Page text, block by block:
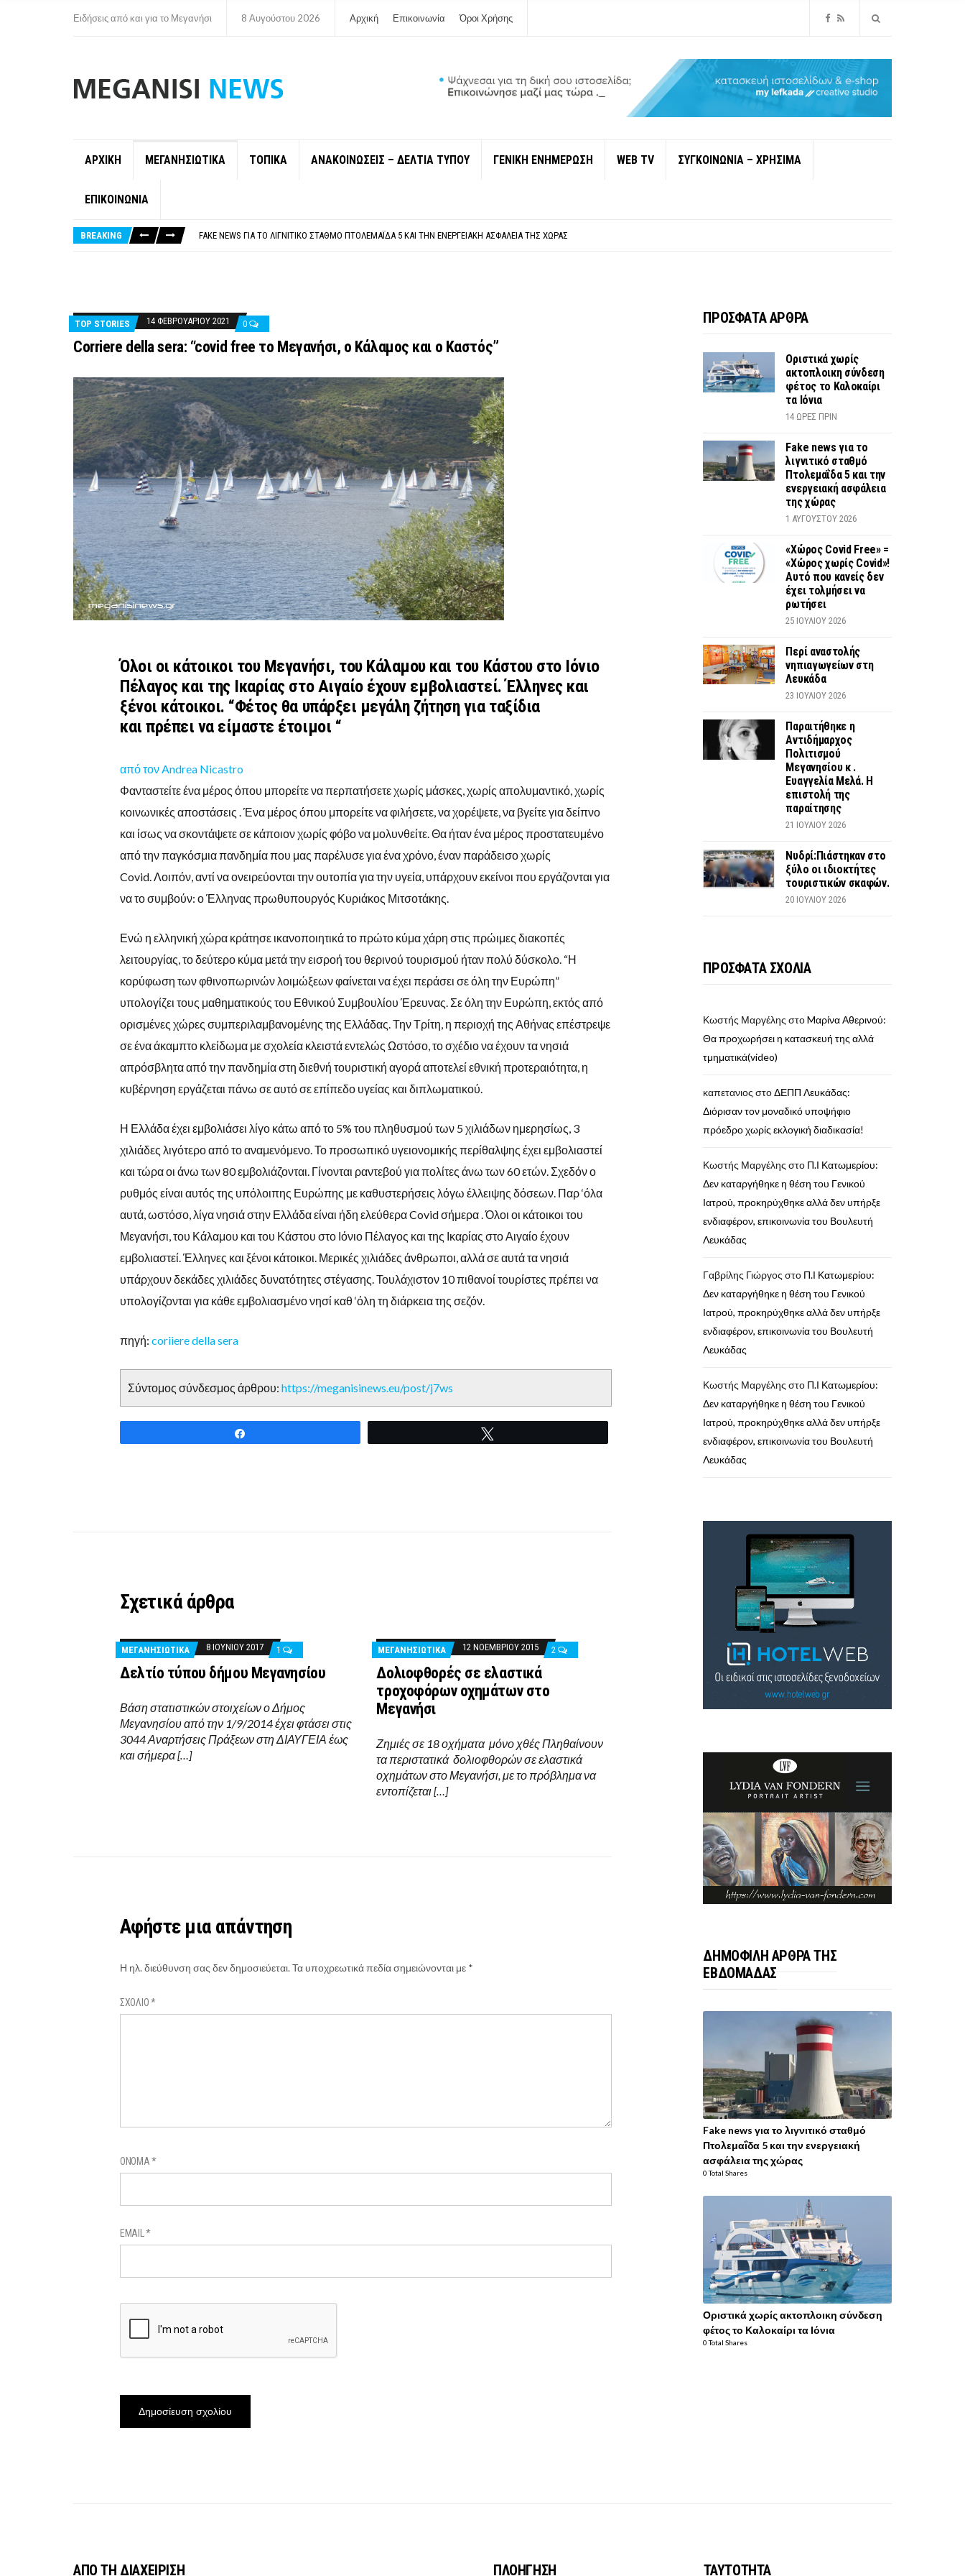
Ειδήσεις από και για το Μεγανήσι 8 Αυγούστου 2026 Αρχική Επικοινωνία Όροι Χρήσης
ΑΡΧΙΚΗ ΜΕΓΑΝΗΣΙΩΤΙΚΑ ΤΟΠΙΚΑ ΑΝΑΚΟΙΝΩΣΕΙΣ – ΔΕΛΤΙΑ ΤΥΠΟΥ ΓΕΝΙΚΗ ΕΝΗΜΕΡΩΣΗ WEB TV ΣΥΓΚΟΙΝΩΝΙΑ – ΧΡΗΣΙΜΑ
ΕΠΙΚΟΙΝΩΝΙΑ
BREAKING
FAKE NEWS ΓΙΑ ΤΟ ΛΙΓΝΙΤΙΚΌ ΣΤΑΘΜΌ ΠΤΟΛΕΜΑΪ́ΔΑ 5 ΚΑΙ ΤΗΝ ΕΝΕΡΓΕΙΑΚΉ ΑΣΦΆΛΕΙΑ ΤΗΣ ΧΏΡΑΣ
TOP STORIES 14 ΦΕΒΡΟΥΑΡΊΟΥ 2021 0
Corriere della sera: “covid free το Μεγανήσι, ο Κάλαμος και ο Καστός”
Όλοι οι κάτοικοι του Μεγανήσι, του Κάλαμου και του Κάστου στο Ιόνιο
Πέλαγος και της Ικαρίας στο Αιγαίο έχουν εμβολιαστεί. Έλληνες και
ξένοι κάτοικοι. “Φέτος θα υπάρξει μεγάλη ζήτηση για ταξίδια
και πρέπει να είμαστε έτοιμοι “
από τονAndrea Nicastro
Φανταστείτε ένα μέρος όπου μπορείτε να περπατήσετε χωρίς μάσκες, χωρίς απολυμαντικό, χωρίς
κοινωνικές αποστάσεις . Ένα μέρος όπου μπορείτε να φιλήσετε, να χορέψετε, να βγείτε για δείπνο
και ίσως να σκοντάψετε σε κάποιον χωρίς φόβο να μολυνθείτε. Θα ήταν ένα μέρος προστατευμένο
από την παγκόσμια πανδημία που μας παρέλυσε για ένα χρόνο, έναν παράδεισο χωρίς
Covid. Λοιπόν, αντί να ονειρεύονται την ουτοπία για την υγεία, υπάρχουν εκείνοι που εργάζονται για
να το συμβούν: ο Έλληνας πρωθυπουργός Κυριάκος Μιτσοτάκης.
Ενώ η ελληνική χώρα κράτησε ικανοποιητικά το πρώτο κύμα χάρη στις πρώιμες διακοπές
λειτουργίας, το δεύτερο κύμα μετά την εισροή του θερινού τουρισμού ήταν πολύ δύσκολο. “Η
κορύφωση των φθινοπωρινών λοιμώξεων φαίνεται να έχει περάσει σε όλη την Ευρώπη”
υπολογίζει τους μαθηματικούς του Εθνικού Συμβουλίου Έρευνας. Σε όλη την Ευρώπη, εκτός από
ορισμένες χώρες συμπεριλαμβανομένης της Ελλάδας. Την Τρίτη, η περιοχή της Αθήνας επέστρεψε
σε ένα άκαμπτο κλείδωμα με σχολεία κλειστά εντελώς Ωστόσο, το σχέδιο να έχουν τα νησιά
απρόσβλητα από την πανδημία στη διεθνή τουριστική αγορά αποτελεί εθνική προτεραιότητα, η
κυβέρνηση εργάζεται πάνω σε αυτό σε επίπεδο υγείας και διπλωματικού.
Η Ελλάδα έχει εμβολιάσει λίγο κάτω από το 5% του πληθυσμού των 5 χιλιάδων ημερησίως, 3
χιλιάδες λιγότερο από το αναμενόμενο. Το προσωπικό υγειονομικής περίθαλψης έχει εμβολιαστεί
και τώρα οι άνω των 80 εμβολιάζονται. Γίνονται ραντεβού για πολίτες άνω των 60 ετών. Σχεδόν ο
ρυθμός είναι αυτός της υπόλοιπης Ευρώπης με καθυστερήσεις λόγω έλλειψης δόσεων. Παρ ‘όλα
αυτά, ωστόσο, λίγα νησιά στην Ελλάδα είναι ήδη ελεύθερα Covid σήμερα . Όλοι οι κάτοικοι του
Μεγανήσι, του Κάλαμου και του Κάστου στο Ιόνιο Πέλαγος και της Ικαρίας στο Αιγαίο έχουν
εμβολιαστεί. Έλληνες και ξένοι κάτοικοι. Μερικές χιλιάδες άνθρωποι, αλλά σε αυτά τα νησιά
υπάρχουν δεκάδες χιλιάδες δυνατότητες στέγασης. Τουλάχιστον 10 πιθανοί τουρίστες πρέπει να
υπολογίζονται για κάθε εμβολιασμένο νησί καθ ‘όλη τη διάρκεια της σεζόν.
πηγή: coriiere della sera
Σύντομος σύνδεσμος άρθρου: https://meganisinews.eu/post/j7ws
Σχετικά άρθρα
ΜΕΓΑΝΗΣΙΩΤΙΚΑ 8 ΙΟΥΝΊΟΥ 2017 1
Δελτίο τύπου δήμου Μεγανησίου
Βάση στατιστικών στοιχείων ο Δήμος
Μεγανησίου από την 1/9/2014 έχει φτάσει στις
3044 Αναρτήσεις Πράξεων στη ΔΙΑΥΓΕΙΑ έως
και σήμερα […]
ΜΕΓΑΝΗΣΙΩΤΙΚΑ 12 ΝΟΕΜΒΡΊΟΥ 2015 2
Δολιοφθορές σε ελαστικά
τροχοφόρων οχημάτων στο
Μεγανήσι
Ζημιές σε 18 οχήματα μόνο χθές Πληθαίνουν
τα περιστατικά δολιοφθορών σε ελαστικά
οχημάτων στο Μεγανήσι, με το πρόβλημα να
εντοπίζεται […]
Αφήστε μια απάντηση
Η ηλ. διεύθυνση σας δεν δημοσιεύεται.Τα υποχρεωτικά πεδία σημειώνονται με *
ΣΧΌΛΙΟ*
ΌΝΟΜΑ*
EMAIL*
ΠΡΟΣΦΑΤΑ ΑΡΘΡΑ
Οριστικά χωρίς
ακτοπλοικη σύνδεση
φέτος το Καλοκαίρι
τα Ιόνια
14 ΏΡΕΣ ΠΡΙΝ
Fake news για το
λιγνιτικό σταθμό
Πτολεμαΐδα 5 και την
ενεργειακή ασφάλεια
της χώρας
1 ΑΥΓΟΎΣΤΟΥ 2026
«Χώρος Covid Free» =
«Χώρος χωρίς Covid»!
Αυτό που κανείς δεν
έχει τολμήσει να
ρωτήσει
25 ΙΟΥΛΊΟΥ 2026
Περί αναστολής
νηπιαγωγείων στη
Λευκάδα
23 ΙΟΥΛΊΟΥ 2026
Παραιτήθηκε η
Αντιδήμαρχος
Πολιτισμού
Μεγανησίου κ .
Ευαγγελία Μελά. Η
επιστολή της
παραίτησης
21 ΙΟΥΛΊΟΥ 2026
Νυδρί:Πιάστηκαν στο
ξύλο οι ιδιοκτήτες
τουριστικών σκαφών.
20 ΙΟΥΛΊΟΥ 2026
ΠΡΟΣΦΑΤΑ ΣΧΟΛΙΑ
Κωστής Μαργέλης στοMαρίνα Αθερινού:
Θα προχωρήσει η κατασκευή της αλλά
τμηματικά(video)
καπετανιος στοΔΕΠΠ Λευκάδας:
Διόρισαν τον μοναδικό υποψήφιο
πρόεδρο χωρίς εκλογική διαδικασία!
Κωστής Μαργέλης στο Π.Ι Κατωμερίου:
Δεν καταργήθηκε η θέση του Γενικού
Ιατρού, προκηρύχθηκε αλλά δεν υπήρξε
ενδιαφέρον, επικοινωνία του Βουλευτή
Λευκάδας
Γαβρίλης Γιώργος στο Π.Ι Κατωμερίου:
Δεν καταργήθηκε η θέση του Γενικού
Ιατρού, προκηρύχθηκε αλλά δεν υπήρξε
ενδιαφέρον, επικοινωνία του Βουλευτή
Λευκάδας
Κωστής Μαργέλης στο Π.Ι Κατωμερίου:
Δεν καταργήθηκε η θέση του Γενικού
Ιατρού, προκηρύχθηκε αλλά δεν υπήρξε
ενδιαφέρον, επικοινωνία του Βουλευτή
Λευκάδας
ΔΗΜΟΦΙΛΗ ΑΡΘΡΑ ΤΗΣ
ΕΒΔΟΜΑΔΑΣ
Fake news για το λιγνιτικό σταθμό
Πτολεμαΐδα 5 και την ενεργειακή
ασφάλεια της χώρας
0 Total Shares
Οριστικά χωρίς ακτοπλοικη σύνδεση
φέτος το Καλοκαίρι τα Ιόνια
0 Total Shares
ΑΠΟ ΤΗ ΔΙΑΧΕΙΡΙΣΗ ΠΛΟΗΓΗΣΗ ΤΑΥΤΟΤΗΤΑ